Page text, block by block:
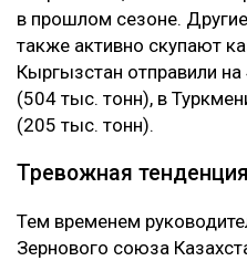
в прошлом сезоне.
также активно скупают
Кыргызстан отправили
(504 тыс. тонн), в
(205 тыс. тонн).
Тревожная тенденция
Тем временем
Зернового союза